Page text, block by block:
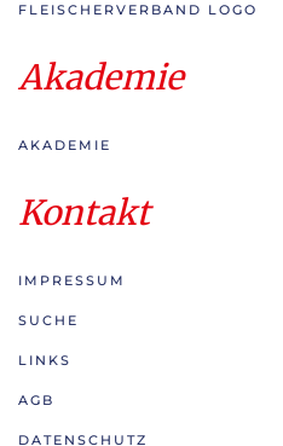
FLEISCHERVERBAND LOGO
Akademie
AKADEMIE
Kontakt
IMPRESSUM
SUCHE
LINKS
AGB
DATENSCHUTZ